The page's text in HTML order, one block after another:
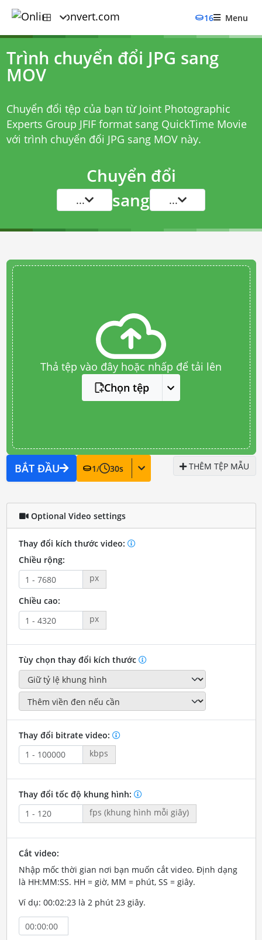
16 Menu
Trình chuyển đổi JPG sang
MOV
Chuyển đổi tệp của bạn từ Joint Photographic
Experts Group JFIF format sang QuickTime Movie
với trình chuyển đổi JPG sang MOVnày.
Chuyển đổi
... sang ...
Thả tệp vào đây hoặc nhấp để tải lên
Chọn tệp
BẮT ĐẦU 1/ 30s THÊM TỆP MẪU
Optional Video settings
Thay đổi kích thước video:
Chiều rộng:
px
Chiều cao:
px
Tùy chọn thay đổi kích thước
Thay đổi bitrate video:
kbps
Thay đổi tốc độ khung hình:
fps (khung hình mỗi giây)
Cắt video:
Nhập mốc thời gian nơi bạn muốn cắt video. Định dạng
là HH:MM:SS. HH = giờ, MM = phút, SS = giây.
Ví dụ: 00:02:23 là 2 phút 23 giây.